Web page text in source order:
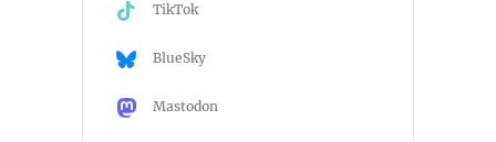
TikTok
BlueSky
Mastodon